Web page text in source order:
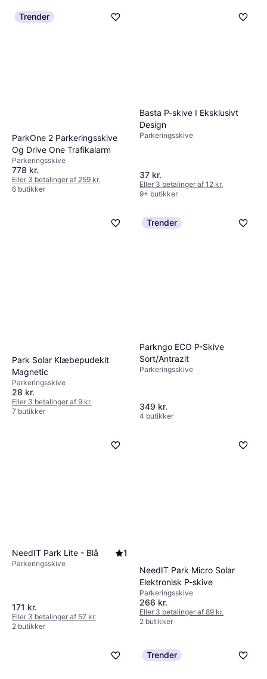
Trender
ParkOne 2 Parkeringsskive
Og Drive One Trafikalarm
Parkeringsskive
778 kr.
Eller 3 betalinger af 259 kr.
6 butikker
Basta P-skive I Eksklusivt
Design
Parkeringsskive
37 kr.
Eller 3 betalinger af 12 kr.
9+ butikker
Park Solar Klæbepudekit
Magnetic
Parkeringsskive
28 kr.
Eller 3 betalinger af 9 kr.
7 butikker
Trender
Parkngo ECO P-Skive
Sort/Antrazit
Parkeringsskive
349 kr.
4 butikker
NeedIT Park Lite - Blå 1
Parkeringsskive
171 kr.
Eller 3 betalinger af 57 kr.
2 butikker
NeedIT Park Micro Solar
Elektronisk P-skive
Parkeringsskive
266 kr.
Eller 3 betalinger af 89 kr.
2 butikker
Trender